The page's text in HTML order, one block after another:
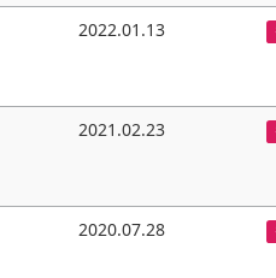
2022.01.13
2021.02.23
2020.07.28